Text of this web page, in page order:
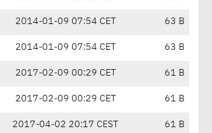
2014-01-09 07:54 CET 63 B
2014-01-09 07:54 CET 63 B
2017-02-09 00:29 CET 61 B
2017-02-09 00:29 CET 61 B
2017-04-02 20:17 CEST 61 B